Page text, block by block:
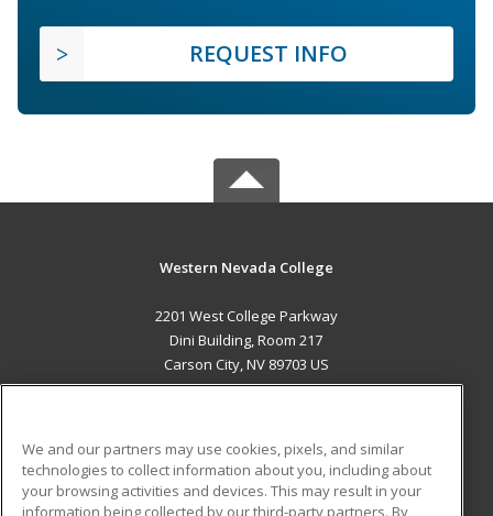
REQUEST INFO
Western Nevada College
2201 West College Parkway
Dini Building, Room 217
Carson City, NV 89703 US
ADDITIONAL RESOURCES
We and our partners may use cookies, pixels, and similar
technologies to collect information about you, including about
your browsing activities and devices. This may result in your
information being collected by our third-party partners. By